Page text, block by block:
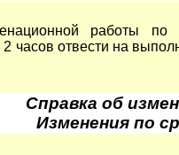
работы
часов отвести на
Справка об
Изменения по